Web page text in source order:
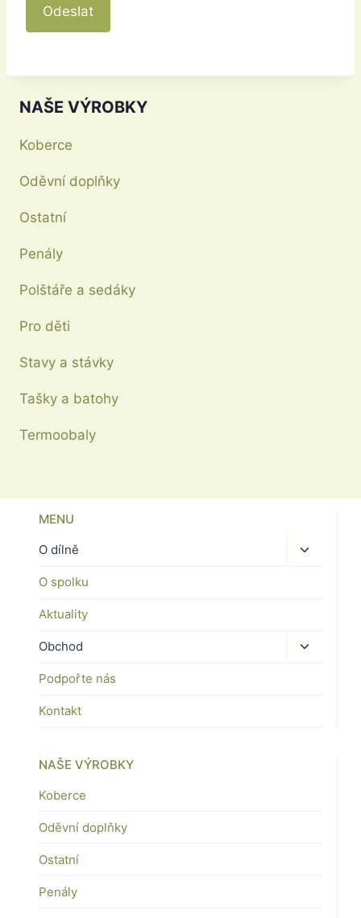
Odeslat
NAŠE VÝROBKY
Koberce
Oděvní doplňky
Ostatní
Penály
Polštáře a sedáky
Pro děti
Stavy a stávky
Tašky a batohy
Termoobaly
MENU
O dílně
Toggle
child
O spolku
Aktuality
Obchod
Toggle
child
Podpořte nás
Kontakt
NAŠE VÝROBKY
Koberce
Oděvní doplňky
Ostatní
Penály